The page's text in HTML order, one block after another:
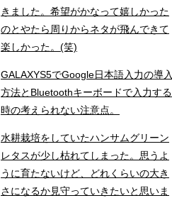
きました。希望がかなって嬉しかった
のとやたら周りからネタが飛んできて
楽しかった。(笑)
GALAXYS5でGoogle日本語入力の導入
方法とBluetoothキーボードで入力する
時の考えられない注意点。
水耕栽培をしていたハンサムグリーン
レタスが少し枯れてしまった。思うよ
うに育たないけど、どれくらいの大き
さになるか見守っていきたいと思いま